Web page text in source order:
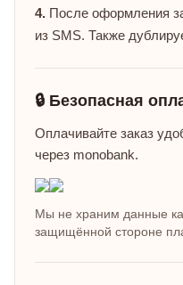
4. После оформления
из SMS. Также
🔒 Безопасная
Оплачивайте заказ
через monobank.
Мы не храним данные
защищённой стороне